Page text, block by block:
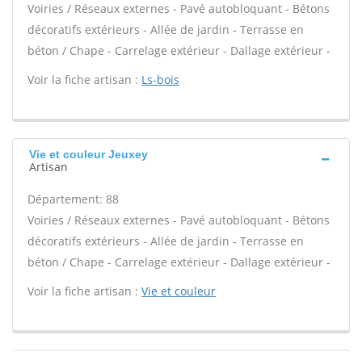
Voiries / Réseaux externes - Pavé autobloquant - Bétons
décoratifs extérieurs - Allée de jardin - Terrasse en
béton / Chape - Carrelage extérieur - Dallage extérieur -
Voir la fiche artisan : Ls-bois
Vie et couleur Jeuxey
Artisan
Département: 88
Voiries / Réseaux externes - Pavé autobloquant - Bétons
décoratifs extérieurs - Allée de jardin - Terrasse en
béton / Chape - Carrelage extérieur - Dallage extérieur -
Voir la fiche artisan : Vie et couleur